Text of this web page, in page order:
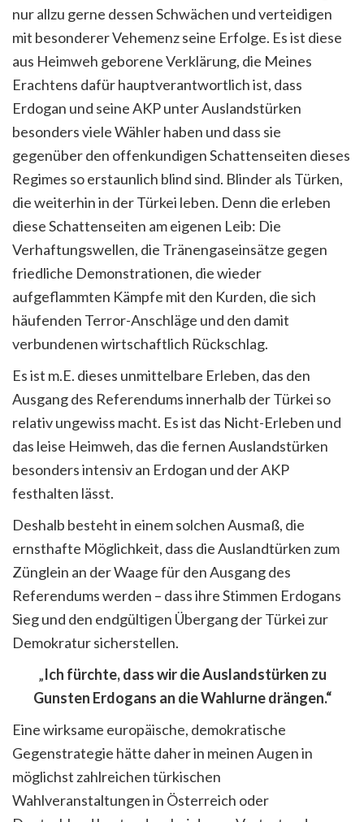
nur allzu gerne dessen Schwächen und verteidigen
mit besonderer Vehemenz seine Erfolge. Es ist diese
aus Heimweh geborene Verklärung, die Meines
Erachtens dafür hauptverantwortlich ist, dass
Erdogan und seine AKP unter Auslandstürken
besonders viele Wähler haben und dass sie
gegenüber den offenkundigen Schattenseiten dieses
Regimes so erstaunlich blind sind. Blinder als Türken,
die weiterhin in der Türkei leben. Denn die erleben
diese Schattenseiten am eigenen Leib: Die
Verhaftungswellen, die Tränengaseinsätze gegen
friedliche Demonstrationen, die wieder
aufgeflammten Kämpfe mit den Kurden, die sich
häufenden Terror-Anschläge und den damit
verbundenen wirtschaftlich Rückschlag.
Es ist m.E. dieses unmittelbare Erleben, das den
Ausgang des Referendums innerhalb der Türkei so
relativ ungewiss macht. Es ist das Nicht-Erleben und
das leise Heimweh, das die fernen Auslandstürken
besonders intensiv an Erdogan und der AKP
festhalten lässt.
Deshalb besteht in einem solchen Ausmaß, die
ernsthafte Möglichkeit, dass die Auslandtürken zum
Zünglein an der Waage für den Ausgang des
Referendums werden – dass ihre Stimmen Erdogans
Sieg und den endgültigen Übergang der Türkei zur
Demokratur sicherstellen.
„Ich fürchte, dass wir die Auslandstürken zu
Gunsten Erdogans an die Wahlurne drängen.“
Eine wirksame europäische, demokratische
Gegenstrategie hätte daher in meinen Augen in
möglichst zahlreichen türkischen
Wahlveranstaltungen in Österreich oder